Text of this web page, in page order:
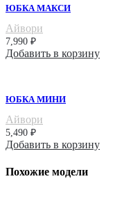
ЮБКА МАКСИ
Айвори
7,990 ₽
Добавить в корзину
ЮБКА МИНИ
Айвори
5,490 ₽
Добавить в корзину
Похожие модели